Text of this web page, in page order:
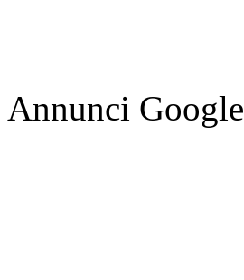
Annunci Google